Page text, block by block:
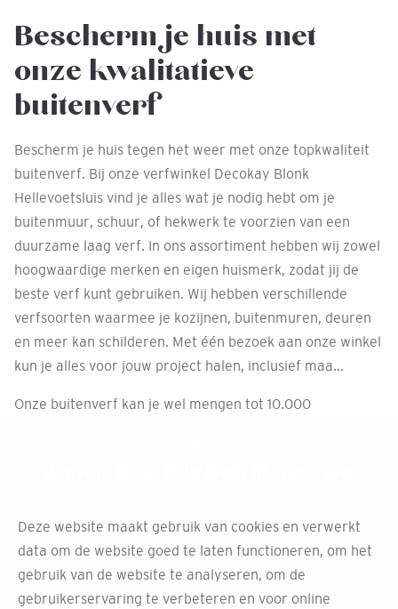
Bescherm je huis met
onze kwalitatieve
buitenverf
Bescherm je huis tegen het weer met onze topkwaliteit
buitenverf. Bij onze verfwinkel Decokay Blonk
Hellevoetsluis vind je alles wat je nodig hebt om je
buitenmuur, schuur, of hekwerk te voorzien van een
duurzame laag verf. In ons assortiment hebben wij zowel
hoogwaardige merken en eigen huismerk, zodat jij de
beste verf kunt gebruiken. Wij hebben verschillende
verfsoorten waarmee je kozijnen, buitenmuren, deuren
en meer kan schilderen. Met één bezoek aan onze winkel
kun je alles voor jouw project halen, inclusief maa...
Onze buitenverf kan je wel mengen tot 10.000
Deze website maakt gebruik van cookies en verwerkt
data om de website goed te laten functioneren, om het
gebruik van de website te analyseren, om de
gebruikerservaring te verbeteren en voor online